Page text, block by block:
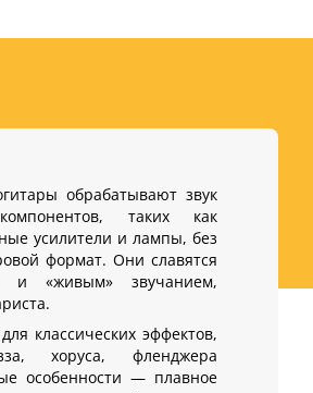
обрабатывают звук
таких как
усилители и лампы, без
формат. Они славятся
и «живым» звучанием,
классических эффектов,
хорусa, фленджера
особенности — плавное